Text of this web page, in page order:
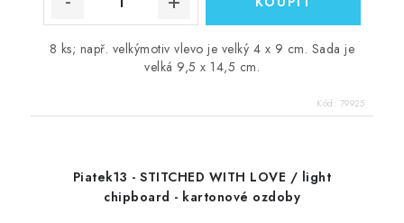
8 ks; např. velkýmotiv vlevo je velký 4 x 9 cm. Sada je
velká 9,5 x 14,5 cm.
Kód: 79925
Piatek13 - STITCHED WITH LOVE / light
chipboard - kartonové ozdoby